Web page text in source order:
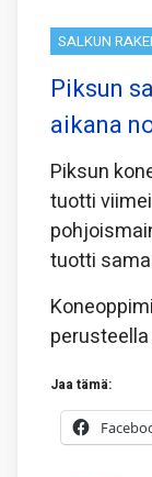
SALKUN
Piksun
aikana
Piksun
tuotti
tuotti
Jaa tämä: